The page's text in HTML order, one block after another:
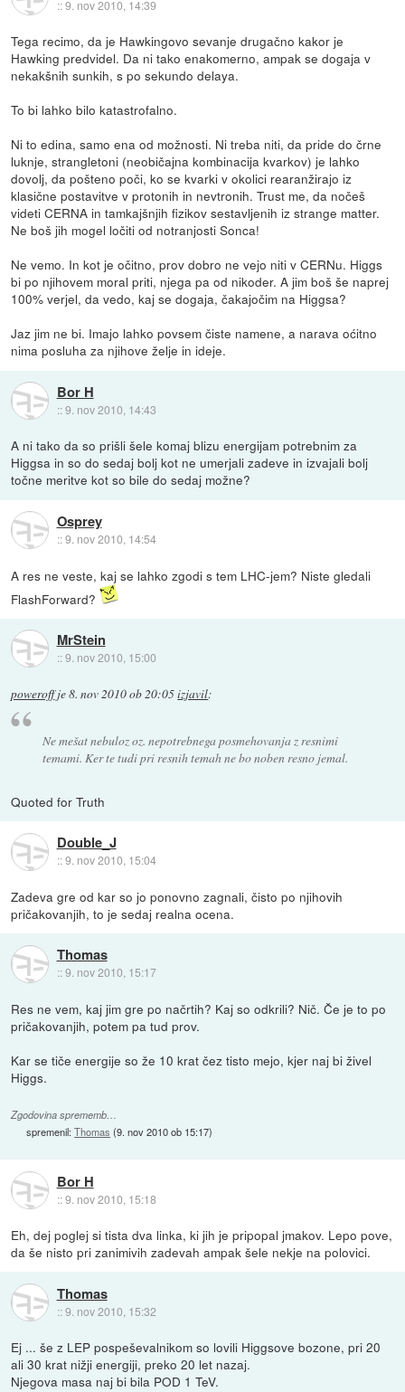
::9. nov 2010, 14:39
Tega recimo, da je Hawkingovo sevanje drugačno kakor je
Hawking predvidel. Da ni tako enakomerno, ampak se dogaja v
nekakšnih sunkih, s po sekundo delaya.
To bi lahko bilo katastrofalno.
Ni to edina, samo ena od možnosti. Ni treba niti, da pride do črne
luknje, strangletoni (neobičajna kombinacija kvarkov) je lahko
dovolj, da pošteno poči, ko se kvarki v okolici rearanžirajo iz
klasične postavitve v protonih in nevtronih. Trust me, da nočeš
videti CERNA in tamkajšnjih fizikov sestavljenih iz strange matter.
Ne boš jih mogel ločiti od notranjosti Sonca!
Ne vemo. In kot je očitno, prov dobro ne vejo niti v CERNu. Higgs
bi po njihovem moral priti, njega pa od nikoder. A jim boš še naprej
100% verjel, da vedo, kaj se dogaja, čakajočim na Higgsa?
Jaz jim ne bi. Imajo lahko povsem čiste namene, a narava oćitno
nima posluha za njihove želje in ideje.
Bor H
::9. nov 2010, 14:43
A ni tako da so prišli šele komaj blizu energijam potrebnim za
Higgsa in so do sedaj bolj kot ne umerjali zadeve in izvajali bolj
točne meritve kot so bile do sedaj možne?
Osprey
::9. nov 2010, 14:54
A res ne veste, kaj se lahko zgodi s tem LHC-jem? Niste gledali
FlashForward?
MrStein
::9. nov 2010, 15:00
poweroffje8. nov 2010 ob 20:05izjavil:
Ne mešat nebuloz oz. nepotrebnega posmehovanja z resnimi
temami. Ker te tudi pri resnih temah ne bo noben resno jemal.
Quoted for Truth
Double_J
::9. nov 2010, 15:04
Zadeva gre od kar so jo ponovno zagnali, čisto po njihovih
pričakovanjih, to je sedaj realna ocena.
Thomas
::9. nov 2010, 15:17
Res ne vem, kaj jim gre po načrtih? Kaj so odkrili? Nič. Če je to po
pričakovanjih, potem pa tud prov.
Kar se tiče energije so že 10 krat čez tisto mejo, kjer naj bi živel
Higgs.
Zgodovina sprememb…
spremenil:Thomas (9. nov 2010 ob 15:17)
Bor H
::9. nov 2010, 15:18
Eh, dej poglej si tista dva linka, ki jih je pripopal jmakov. Lepo pove,
da še nisto pri zanimivih zadevah ampak šele nekje na polovici.
Thomas
::9. nov 2010, 15:32
Ej ... še z LEP pospeševalnikom so lovili Higgsove bozone, pri 20
ali 30 krat nižji energiji, preko 20 let nazaj.
Njegova masa naj bi bila POD 1 TeV.